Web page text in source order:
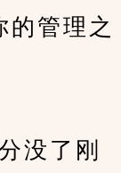
管理之
了刚